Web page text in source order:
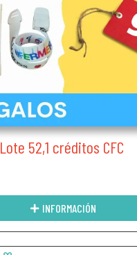
Lote 52,1 créditos CFC
INFORMACIÓN